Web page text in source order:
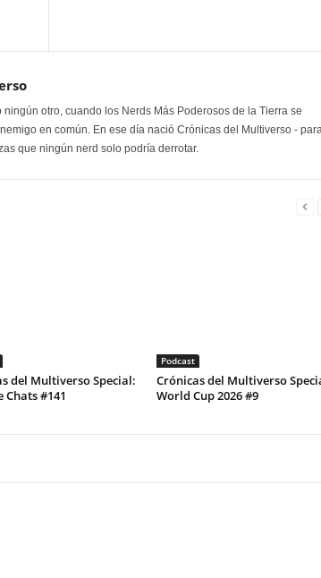
ningún otro, cuando los Nerds Más Poderosos de la Tierra se
en común. En ese día nació Crónicas del Multiverso -
que ningún nerd solo podría derrotar.
del Multiverso Special:
Chats #141
Podcast
Crónicas del Multiverso
World Cup 2026 #9